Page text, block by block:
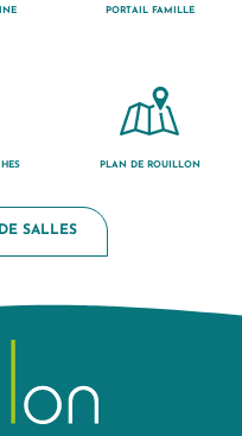
PORTAIL FAMILLE
PLAN DE ROUILLON
SALLES